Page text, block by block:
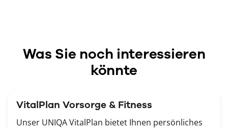
Was Sie noch interessieren
könnte
VitalPlan Vorsorge & Fitness
Unser UNIQA VitalPlan bietet Ihnen persönliches